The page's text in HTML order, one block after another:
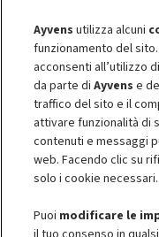
Chi siamo
Informative privacy
Privacy - Diritti degli
Société Générale
Risoluzione Controversie
Ayvens utilizza alcuni
funzionamento del
acconsenti all’utilizzo
da parte diAyvens e
traffico del sito e il
attivare funzionalità di
contenuti e messaggi
web. Facendo clic su
solo i cookie necessari.
Puoi modificare le